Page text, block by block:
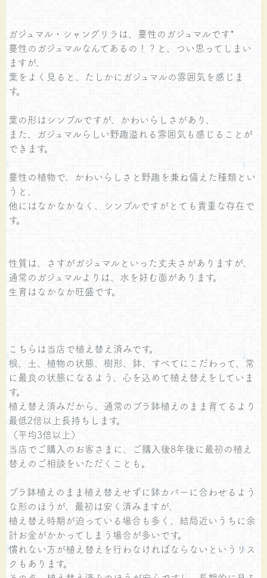
ガジュマル・シャングリラは、蔓性のガジュマルです*
蔓性のガジュマルなんてあるの！？と、つい思ってしまい
ますが、
葉をよく見ると、たしかにガジュマルの雰囲気を感じま
す。
葉の形はシンプルですが、かわいらしさがあり、
また、ガジュマルらしい野趣溢れる雰囲気も感じることが
できます。
蔓性の植物で、かわいらしさと野趣を兼ね備えた種類とい
うと、
他にはなかなかなく、シンプルですがとても貴重な存在で
す。
性質は、さすがガジュマルといった丈夫さがありますが、
通常のガジュマルよりは、水を好む面があります。
生育はなかなか旺盛です。
こちらは当店で植え替え済みです。
根、土、植物の状態、樹形、鉢、すべてにこだわって、常
に最良の状態になるよう、心を込めて植え替えをしていま
す。
植え替え済みだから、通常のプラ鉢植えのまま育てるより
最低2倍以上長持ちします。
（平均3倍以上）
当店でご購入のお客さまに、ご購入後8年後に最初の植え
替えのご相談をいただくことも。
プラ鉢植えのまま植え替えせずに鉢カバーに合わせるよう
な形のほうが、最初は安く済みますが、
植え替え時期が迫っている場合も多く、結局近いうちに余
計お金がかかってしまう場合が多いです。
慣れない方が植え替えを行わなければならないというリス
クもあります。